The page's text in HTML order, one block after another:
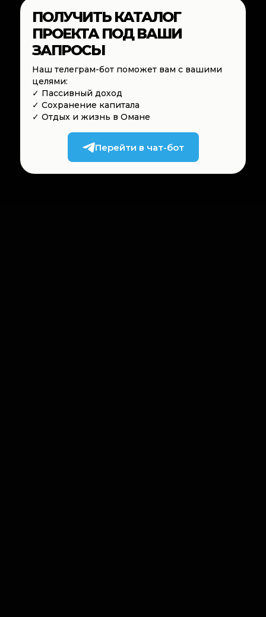
ПОЛУЧИТЬ КАТАЛОГ
ПРОЕКТА ПОД ВАШИ
ЗАПРОСЫ
Наш телеграм-бот поможет вам с вашими
целями:
✓ Пассивный доход
✓ Сохранение капитала
✓ Отдых и жизнь в Омане
Перейти в чат-бот